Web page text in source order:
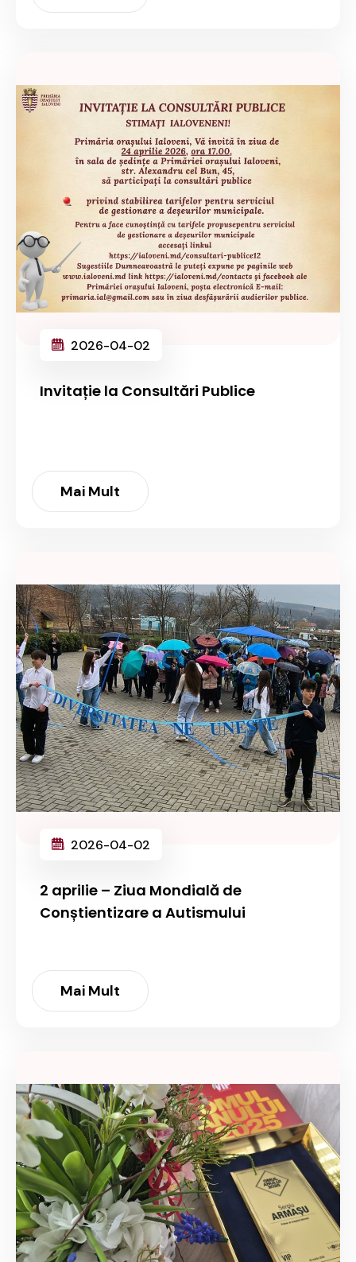
2026-04-02
Invitație la Consultări Publice
Mai Mult
2026-04-02
2 aprilie – Ziua Mondială de
Conștientizare a Autismului
Mai Mult